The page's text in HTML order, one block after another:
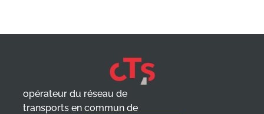
opérateur du réseau de
transports en commun de